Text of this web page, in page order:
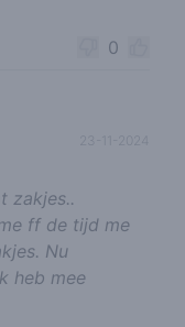
0
23-11-2024
zakjes..
ff de tijd me
Nu
heb mee